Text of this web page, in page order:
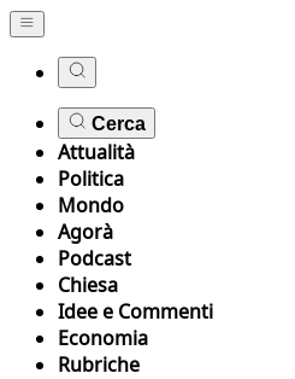
Cerca
Attualità
Politica
Mondo
Agorà
Podcast
Chiesa
Idee e Commenti
Economia
Rubriche